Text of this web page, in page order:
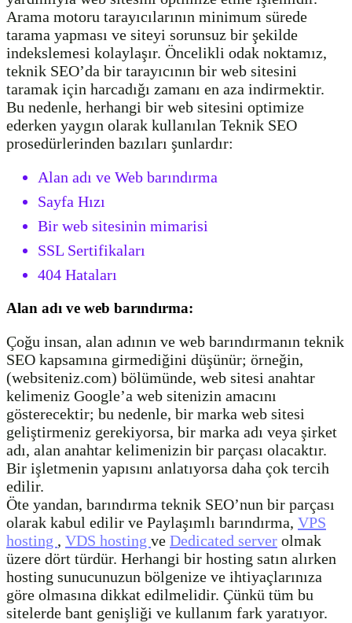
Arama motoru tarayıcılarının minimum sürede
tarama yapması ve siteyi sorunsuz bir şekilde
indekslemesi kolaylaşır. Öncelikli odak noktamız,
teknik SEO’da bir tarayıcının bir web sitesini
taramak için harcadığı zamanı en aza indirmektir.
Bu nedenle, herhangi bir web sitesini optimize
ederken yaygın olarak kullanılan Teknik SEO
prosedürlerinden bazıları şunlardır:
Alan adı ve Web barındırma
Sayfa Hızı
Bir web sitesinin mimarisi
SSL Sertifikaları
404 Hataları
Alan adı ve web barındırma:
Çoğu insan, alan adının ve web barındırmanın teknik
SEO kapsamına girmediğini düşünür; örneğin,
(websiteniz.com) bölümünde, web sitesi anahtar
kelimeniz Google’a web sitenizin amacını
gösterecektir; bu nedenle, bir marka web sitesi
geliştirmeniz gerekiyorsa, bir marka adı veya şirket
adı, alan anahtar kelimenizin bir parçası olacaktır.
Bir işletmenin yapısını anlatıyorsa daha çok tercih
edilir.
Öte yandan, barındırma teknik SEO’nun bir parçası
olarak kabul edilir ve Paylaşımlı barındırma, VPS
hosting , VDS hosting ve Dedicated server olmak
üzere dört türdür. Herhangi bir hosting satın alırken
hosting sunucunuzun bölgenize ve ihtiyaçlarınıza
göre olmasına dikkat edilmelidir. Çünkü tüm bu
sitelerde bant genişliği ve kullanım fark yaratıyor.